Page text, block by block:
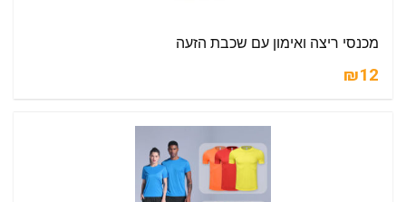
מכנסי ריצה ואימון עם שכבת הזעה
₪12